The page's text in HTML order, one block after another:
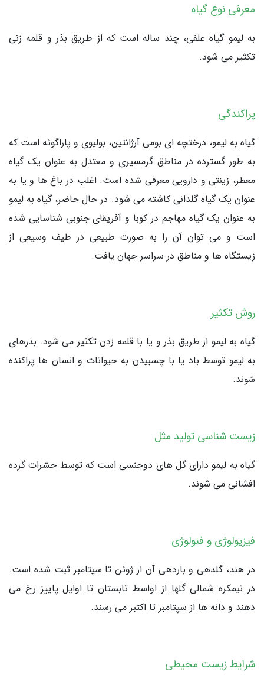
معرفی نوع گیاه
به لیمو گیاه علفی، چند ساله است که از طریق بذر و قلمه زنی
تکثیر می شود.
پراکندگی
گیاه به لیمو، درختچه ای بومی آرژانتین، بولیوی و پاراگوئه است که
به طور گسترده در مناطق گرمسیری و معتدل به عنوان یک گیاه
معطر، زینتی و دارویی معرفی شده است. اغلب در باغ ها و یا به
عنوان یک گیاه گلدانی کاشته می شود. در حال حاضر، گیاه به لیمو
به عنوان یک گیاه مهاجم در کوبا و آفریقای جنوبی شناسایی شده
است و می توان آن را به صورت طبیعی در طیف وسیعی از
زیستگاه ها و مناطق در سراسر جهان یافت.
روش تکثیر
گیاه به لیمو از طریق بذر و یا با قلمه زدن تکثیر می شود. بذرهای
به لیمو توسط باد یا با چسبیدن به حیوانات و انسان ها پراکنده
شوند.
زیست شناسی تولید مثل
گیاه به لیمو دارای گل های دوجنسی است که توسط حشرات گرده
افشانی می شوند.
فیزیولوژی و فنولوژی
در هند، گلدهی و باردهی آن از ژوئن تا سپتامبر ثبت شده است.
در نیمکره شمالی گلها از اواسط تابستان تا اوایل پاییز رخ می
دهند و دانه ها از سپتامبر تا اکتبر می رسند.
شرایط زیست محیطی